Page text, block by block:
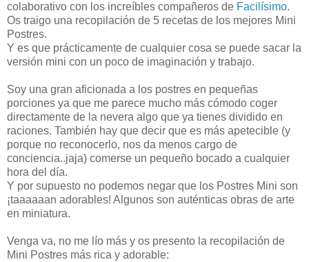
colaborativo con los increíbles compañeros de Facilísimo.
Os traigo una recopilación de 5 recetas de los mejores Mini
Postres.
Y es que prácticamente de cualquier cosa se puede sacar la
versión mini con un poco de imaginación y trabajo.
Soy una gran aficionada a los postres en pequeñas
porciones ya que me parece mucho más cómodo coger
directamente de la nevera algo que ya tienes dividido en
raciones. También hay que decir que es más apetecible (y
porque no reconocerlo, nos da menos cargo de
conciencia..jaja) comerse un pequeño bocado a cualquier
hora del día.
Y por supuesto no podemos negar que los Postres Mini son
¡taaaaaan adorables! Algunos son auténticas obras de arte
en miniatura.
Venga va, no me lío más y os presento la recopilación de
Mini Postres más rica y adorable: